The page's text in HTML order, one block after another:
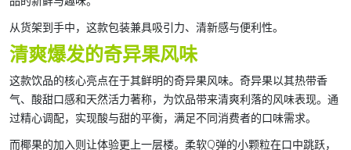
从货架到手中，这款包装兼具吸引力、清新感与便利性。
清爽爆发的奇异果风味
这款饮品的核心亮点在于其鲜明的奇异果风味。奇异果以其热带香
气、酸甜口感和天然活力著称，为饮品带来清爽利落的风味表现。通
过精心调配，实现酸与甜的平衡，满足不同消费者的口味需求。
而椰果的加入则让体验更上一层楼。柔软Q弹的小颗粒在口中跳跃，